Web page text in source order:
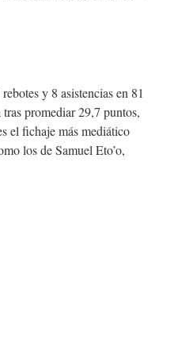
y 8 asistencias en 81
promediar 29,7 puntos,
el fichaje más mediático
los de Samuel Eto’o,